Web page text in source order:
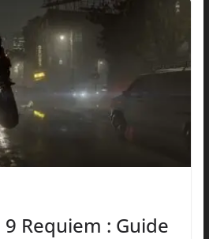
9 Requiem : Guide